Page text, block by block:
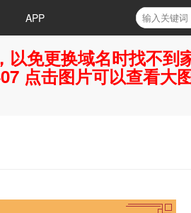
APP
以免更换域名时找不到
点击图片可以查看大